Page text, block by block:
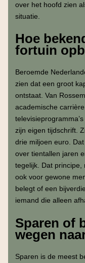
over het hoofd zien
situatie.
Hoe
fortuin
Beroemde
zien dat een groot
ontstaat. Van
academische
zijn eigen tijdschrift.
drie miljoen euro.
over tientallen jaren
tegelijk. Dat
ook voor gewone
belegt of een
iemand die alleen
Sparen of
wegen
Sparen is de meest